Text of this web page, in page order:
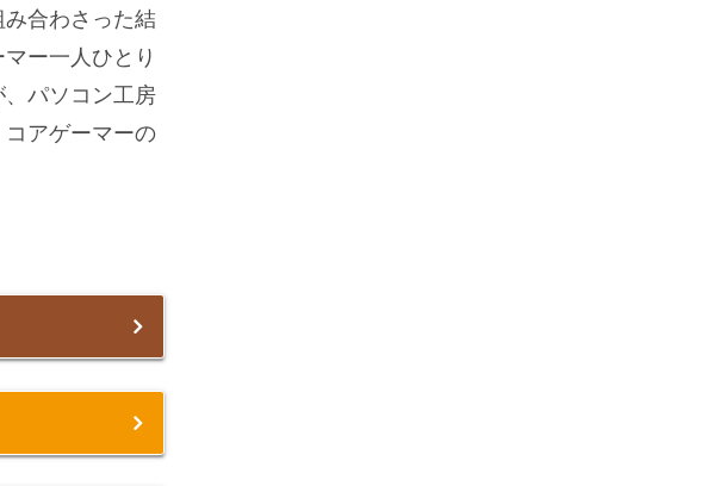
合わさった結
ー一人ひとり
パソコン工房
アゲーマーの